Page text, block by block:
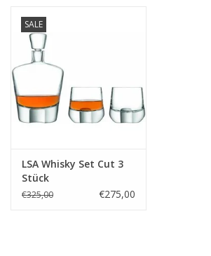
SALE
LSA Whisky Set Cut 3
Stück
€325,00 €275,00